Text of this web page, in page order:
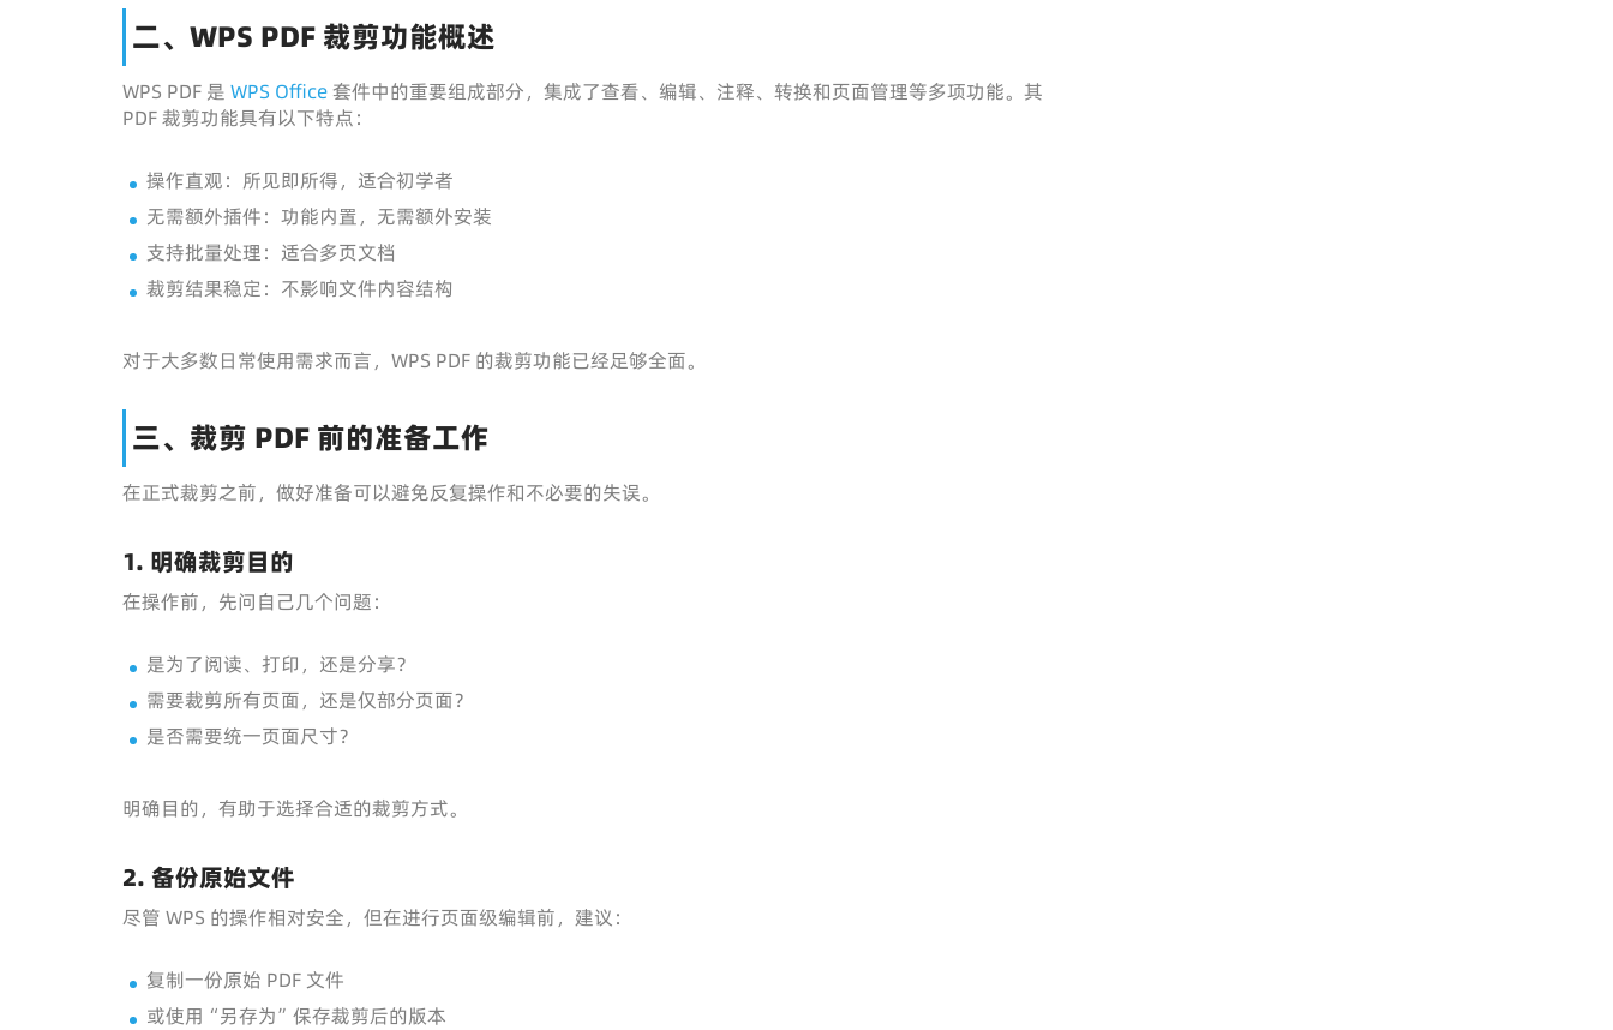
二、WPS PDF 裁剪功能概述
WPS PDF 是 WPS Office套件中的重要组成部分，集成了查看、编辑、注释、转换和页面管理等多项功能。其
PDF 裁剪功能具有以下特点：
操作直观：所见即所得，适合初学者
无需额外插件：功能内置，无需额外安装
支持批量处理：适合多页文档
裁剪结果稳定：不影响文件内容结构
对于大多数日常使用需求而言，WPS PDF 的裁剪功能已经足够全面。
三、裁剪 PDF 前的准备工作
在正式裁剪之前，做好准备可以避免反复操作和不必要的失误。
1. 明确裁剪目的
在操作前，先问自己几个问题：
是为了阅读、打印，还是分享？
需要裁剪所有页面，还是仅部分页面？
是否需要统一页面尺寸？
明确目的，有助于选择合适的裁剪方式。
2. 备份原始文件
尽管 WPS 的操作相对安全，但在进行页面级编辑前，建议：
复制一份原始 PDF 文件
或使用“另存为”保存裁剪后的版本